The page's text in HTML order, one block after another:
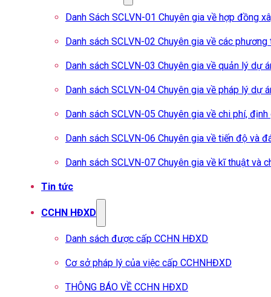
Danh Sách SCLVN-01 Chuyên gia về hợp đồng
Danh sách SCLVN-02 Chuyên gia về các
Danh sách SCLVN-03 Chuyên gia về quản lý dự
Danh sách SCLVN-04 Chuyên gia về pháp lý dự
Danh sách SCLVN-05 Chuyên gia về chi phí,
Danh sách SCLVN-06 Chuyên gia về tiến độ và
Danh sách SCLVN-07 Chuyên gia về kĩ thuật và
Tin tức
CCHN HĐXD
Danh sách được cấp CCHN HĐXD
Cơ sở pháp lý của việc cấp CCHNHĐXD
THÔNG BÁO VỀ CCHN HĐXD